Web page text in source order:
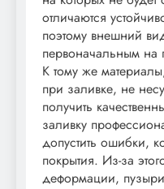
отличаются
поэтому внешний
первоначальным на
К тому же
при заливке, не
получить
заливку
допустить ошибки,
покрытия. Из-за
деформации,